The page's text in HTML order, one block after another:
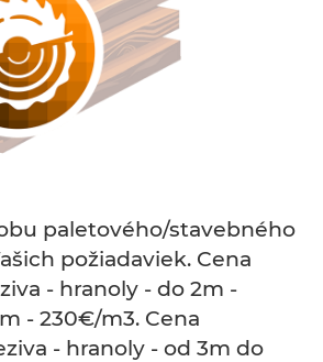
paletového/stavebného
požiadaviek. Cena
- hranoly - do 2m -
- 230€/m3. Cena
- hranoly - od 3m do